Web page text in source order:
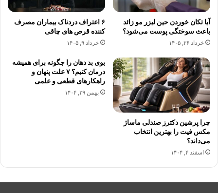
آیا تکان خوردن حین لیزر مو زائد
باعث سوختگی پوست می‌شود؟
خرداد ۲۶, ۱۴۰۵
۶ اعتراف دردناک بیماران مصرف
کننده قرص های چاقی
خرداد ۹, ۱۴۰۵
چرا پرشین دکترز صندلی ماساژ
مکس فیت را بهترین انتخاب
می‌داند؟
اسفند ۴, ۱۴۰۴
بوی بد دهان را چگونه برای همیشه
درمان کنیم؟ ۷ علت پنهان و
راهکارهای قطعی و علمی
بهمن ۲۹, ۱۴۰۴